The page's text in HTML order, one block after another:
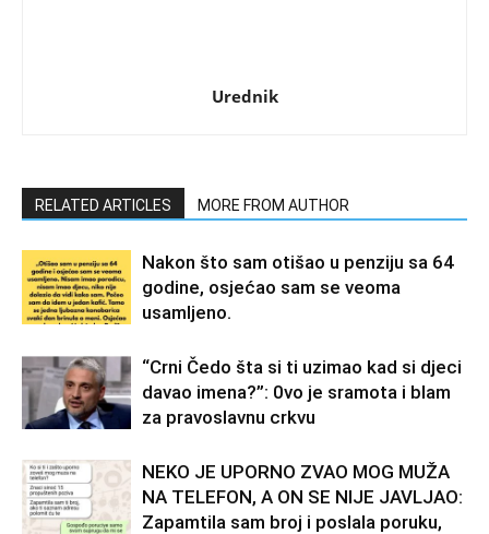
Urednik
RELATED ARTICLES MORE FROM AUTHOR
Nakon što sam otišao u penziju sa 64
godine, osjećao sam se veoma
usamljeno.
“Crni Čedo šta si ti uzimao kad si djeci
davao imena?”: 0vo je sramota i blam
za pravoslavnu crkvu
NEKO JE UPORNO ZVAO MOG MUŽA
NA TELEFON, A ON SE NIJE JAVLJAO:
Zapamtila sam broj i poslala poruku,